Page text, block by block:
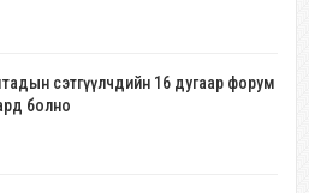
сэтгүүлчдийн 16 дугаар форум
болно